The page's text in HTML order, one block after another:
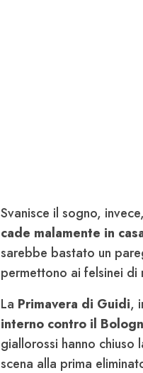
Svanisce il sogno, invece,
cade malamente in
sarebbe bastato un
permettono ai felsinei di
La Primavera di Guidi,
interno contro il
giallorossi hanno
scena alla prima